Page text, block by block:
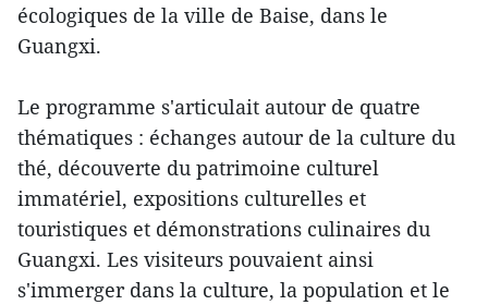
écologiques de la ville de Baise, dans le
Guangxi.
Le programme s'articulait autour de quatre
thématiques : échanges autour de la culture du
thé, découverte du patrimoine culturel
immatériel, expositions culturelles et
touristiques et démonstrations culinaires du
Guangxi. Les visiteurs pouvaient ainsi
s'immerger dans la culture, la population et le